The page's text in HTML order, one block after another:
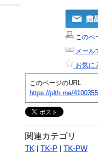
このペ
メール
お気に
このページのURL
https://plth.me/
関連カテゴリ
TK TK-P TK-PW